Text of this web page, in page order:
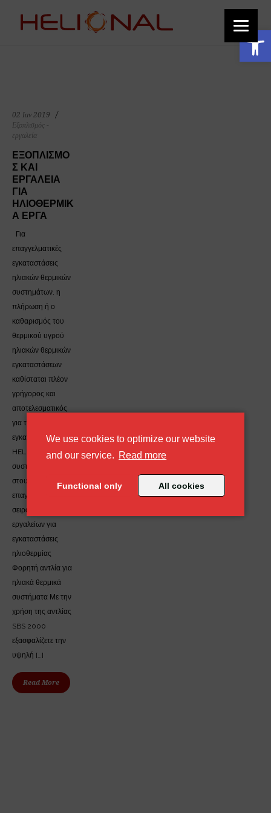
We use cookies to optimize our website
and our service. Read moreabout our cookie policy
Functional only All cookies
Ανοίξτε τη γραμμή εργαλείων
echo '
'; } add_action('wp_footer', 'add_custom_image_to_footer');
02 Ιαν 2019
Εξοπλισμός -
εργαλεία
ΕΞΟΠΛΙΣΜΌ
Σ ΚΑΙ
ΕΡΓΑΛΕΊΑ
ΓΙΑ
ΗΛΙΟΘΕΡΜΙΚ
Ά ΈΡΓΑ
Για
επαγγελματικές
εγκαταστάσεις
ηλιακών θερμικών
συστημάτων, η
πλήρωση ή ο
καθαρισμός του
θερμικού υγρού
ηλιακών θερμικών
εγκαταστάσεων
καθίσταται πλέον
γρήγορος και
αποτελεσματικός
για τους
εγκαταστάτες. Η
HELIONAL Ηλιακά
συστήματα διαθέτει
στους
επαγγελματίες
σειρά ειδικών
εργαλείων για
εγκαταστάσεις
ηλιοθερμίας
Φορητή αντλία για
ηλιακά θερμικά
συστήματα Με την
χρήση της αντλίας
SBS 2000
εξασφαλίζετε την
υψηλή […]
Read More